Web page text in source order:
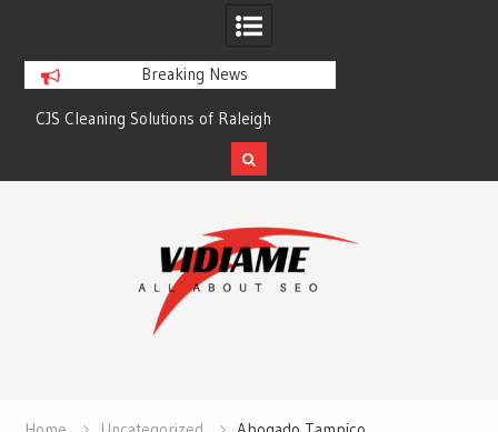
Breaking News
CJS Cleaning Solutions of Raleigh